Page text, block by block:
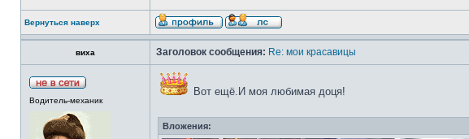
Вернуться наверх
виха Заголовок сообщения: Re: мои красавицы
Водитель-механик
Вот ещё.И моя любимая доця!
Вложения: